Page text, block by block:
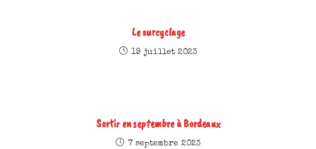
Le surcyclage
19 juillet 2023
Sortir en septembre à Bordeaux
7 septembre 2023